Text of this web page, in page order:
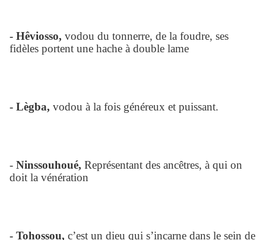
- Hêviosso, vodou du tonnerre, de la foudre, ses
fidèles portent une hache à double lame
- Lègba, vodou à la fois généreux et puissant.
- Ninssouhoué, Représentant des ancêtres, à qui on
doit la vénération
- Tohossou, c’est un dieu qui s’incarne dans le sein de